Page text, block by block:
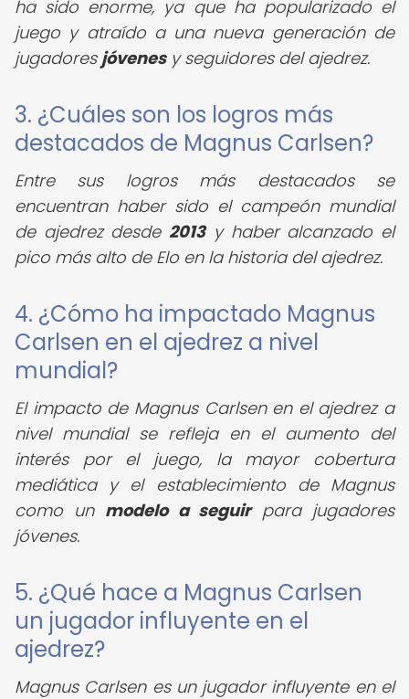
ha sido enorme, ya que ha popularizado el
juego y atraído a una nueva generación de
jugadores jóvenesy seguidores del ajedrez.
3. ¿Cuáles son los logros más
destacados de Magnus Carlsen?
Entre sus logros más destacados se
encuentran haber sido el campeón mundial
de ajedrez desde 2013y haber alcanzado el
pico más alto de Elo en la historia del ajedrez.
4. ¿Cómo ha impactado Magnus
Carlsen en el ajedrez a nivel
mundial?
El impacto de Magnus Carlsen en el ajedrez a
nivel mundial se refleja en el aumento del
interés por el juego, la mayor cobertura
mediática y el establecimiento de Magnus
como un modelo a seguirpara jugadores
jóvenes.
5. ¿Qué hace a Magnus Carlsen
un jugador influyente en el
ajedrez?
Magnus Carlsen es un jugador influyente en el